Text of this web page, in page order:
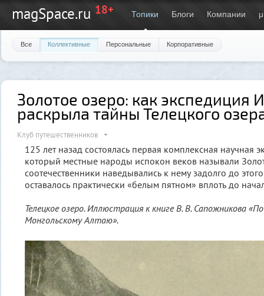
magSpace.ru 18+ Топики Блоги Компании μ
Все Коллективные Персональные Корпоративные
Золотое озеро: как экспедиция
раскрыла тайны Телецкого
Клуб путешественников
125 лет назад состоялась первая комплексная научная
который местные народы испокон веков называли
соотечественники наведывались к нему задолго до
оставалось практически «белым пятном» вплоть до
Телецкое озеро. Иллюстрация к книге В. В. Сапожникова
Монгольскому Алтаю».